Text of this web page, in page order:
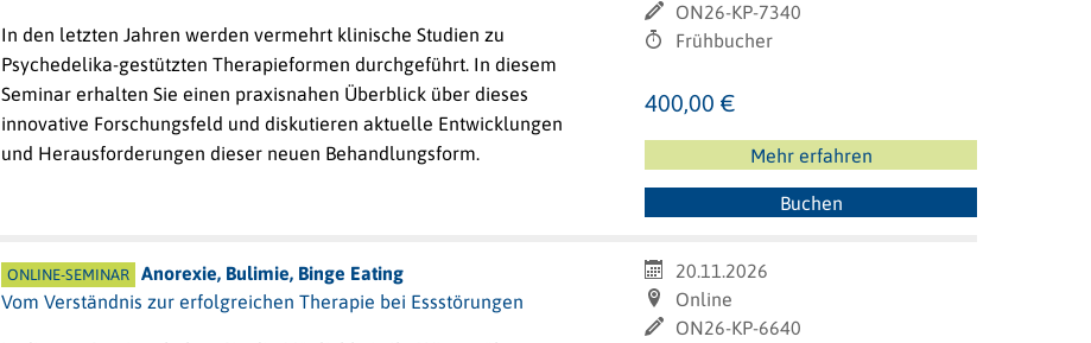
In den letzten Jahren werden vermehrt klinische Studien zu
Psychedelika-gestützten Therapieformen durchgeführt. In diesem
Seminar erhalten Sie einen praxisnahen Überblick über dieses
innovative Forschungsfeld und diskutieren aktuelle Entwicklungen
und Herausforderungen dieser neuen Behandlungsform.
ON26-KP-7340
Frühbucher
400,00 €
Mehr erfahren
Buchen
ONLINE-SEMINAR
Anorexie, Bulimie, Binge Eating
Vom Verständnis zur erfolgreichen Therapie bei Essstörungen
20.11.2026
Online
ON26-KP-6640